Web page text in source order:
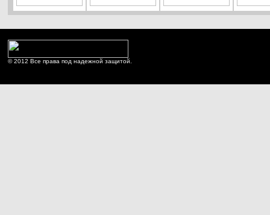
© 2012 Все права под надежной защитой.